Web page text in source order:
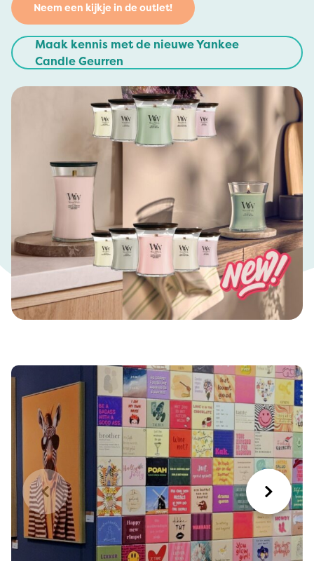
Neem een kijkje in de outlet!
Maak kennis met de nieuwe Yankee
Candle Geurren